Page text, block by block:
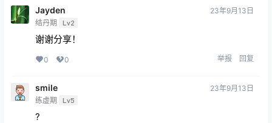
Jayden
结丹期 Lv2
23年9月13日
谢谢分享！
0 0 举报 回复
smile
练虚期 Lv5
23年9月13日
?